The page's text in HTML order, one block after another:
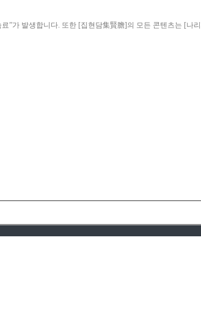
”가 발생합니다. 또한 [집현담集賢膽]의 모든 콘텐츠는 [